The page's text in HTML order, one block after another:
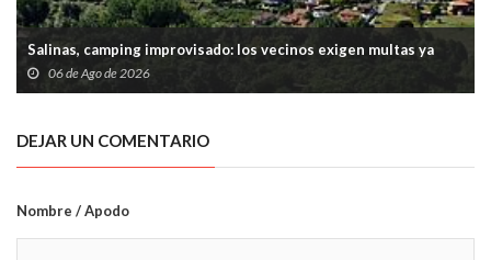
Salinas, camping improvisado: los vecinos exigen multas ya
06 de Ago de 2026
DEJAR UN COMENTARIO
Nombre / Apodo